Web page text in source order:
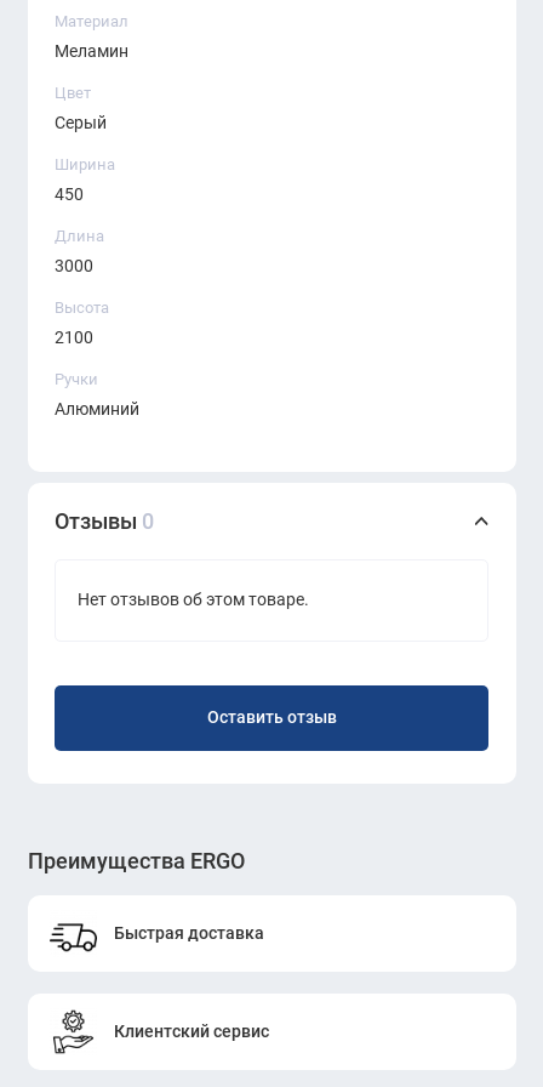
атмосферу для работы.
Материал
Меламин
Цвет
Серый
Ширина
450
Длина
3000
Высота
2100
Ручки
Алюминий
Отзывы 0
Нет отзывов об этом товаре.
Оставить отзыв
Преимущества ERGO
Быстрая доставка
Клиентский сервис